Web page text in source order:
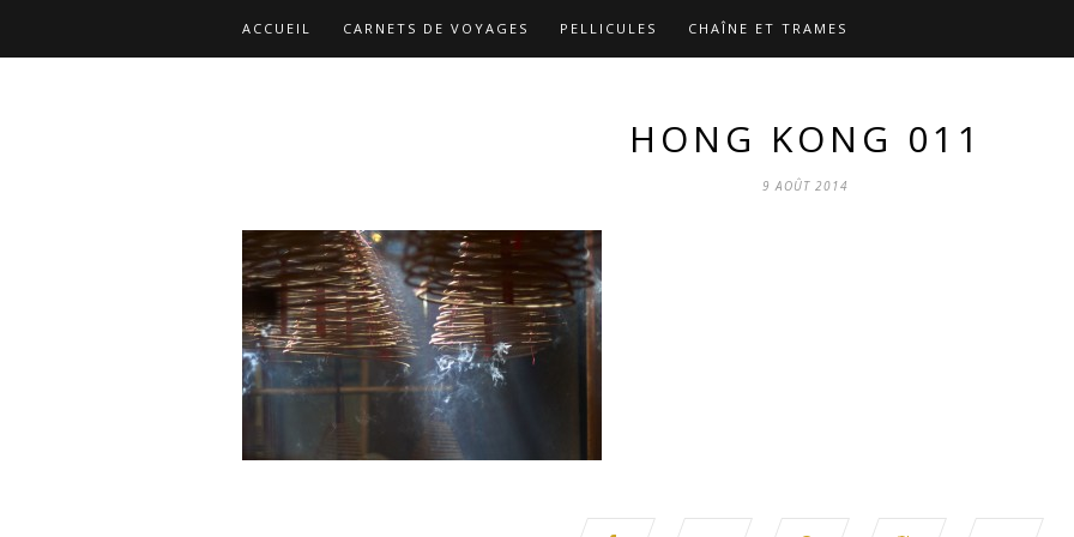
ACCUEIL CARNETS DE VOYAGES PELLICULES CHAÎNE ET TRAMES
HONG KONG 011
9 AOÛT 2014